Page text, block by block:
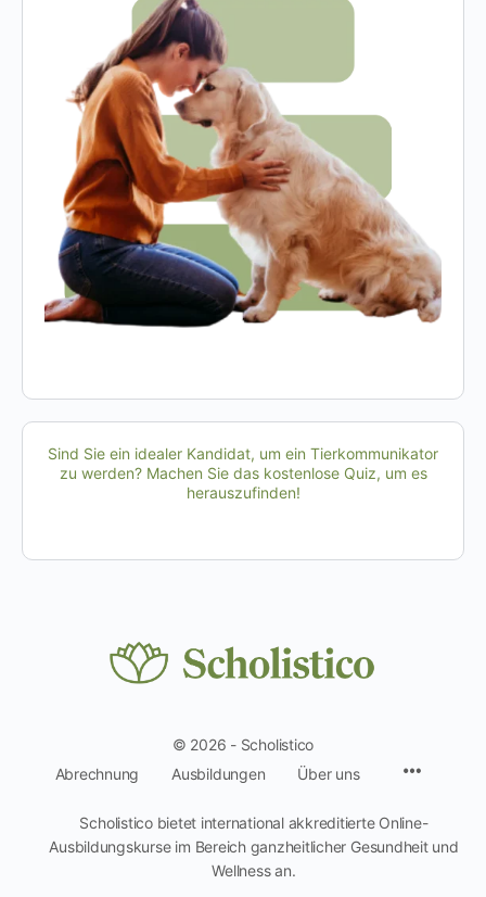
Sind Sie ein idealer Kandidat, um ein Tierkommunikator
zu werden? Machen Sie das kostenlose Quiz, um es
herauszufinden!
© 2026 - Scholistico
Abrechnung
Ausbildungen Über uns
Scholistico bietet international akkreditierte Online-
Ausbildungskurse im Bereich ganzheitlicher Gesundheit und
Wellness an.